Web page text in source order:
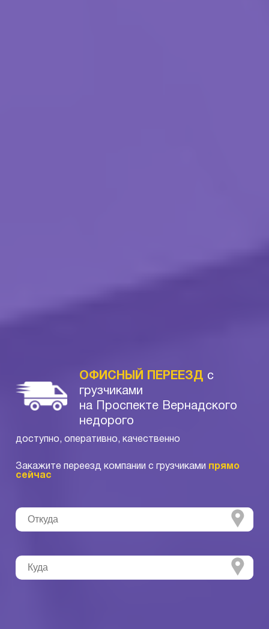
ОФИСНЫЙ ПЕРЕЕЗД с
грузчиками
на Проспекте Вернадского
недорого
доступно, оперативно, качественно
Закажите переезд компании с грузчиками
прямо
сейчас